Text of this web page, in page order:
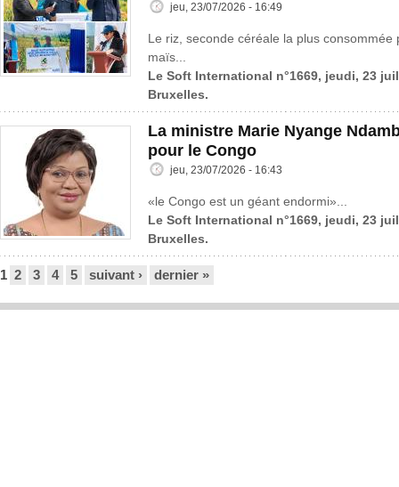
jeu, 23/07/2026 - 16:49
Le riz, seconde céréale la plus
maïs...
Le Soft International n°1669, jeudi, 23
Bruxelles.
La ministre Marie Nyange
pour le Congo
jeu, 23/07/2026 - 16:43
«le Congo est un géant endormi»...
Le Soft International n°1669, jeudi, 23
Bruxelles.
1 2 3 4 5 suivant › dernier »